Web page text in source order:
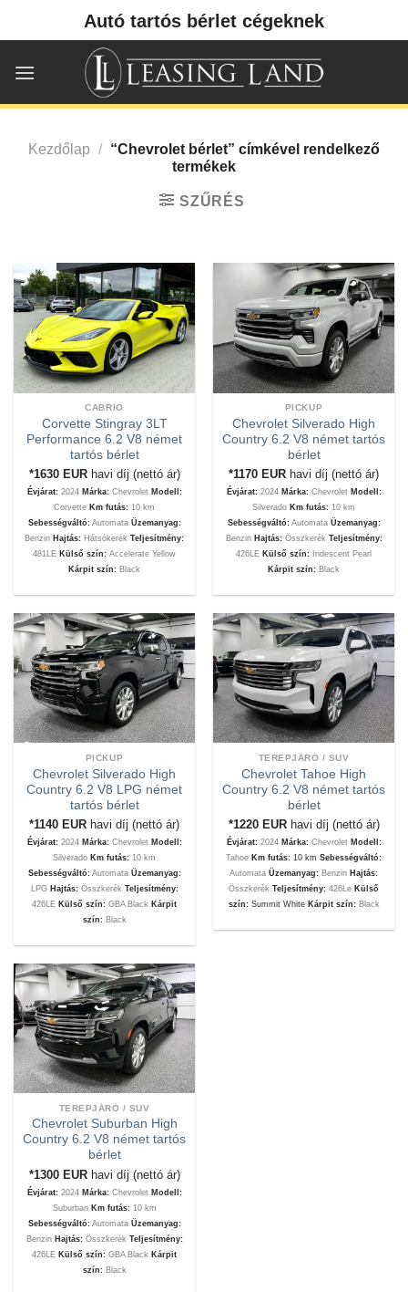
Autó tartós bérlet cégeknek
Kezdőlap / “Chevrolet bérlet” címkével rendelkező
termékek
SZŰRÉS
CABRIO
Corvette Stingray 3LT
Performance 6.2 V8 német
tartós bérlet
*1630 EUR havi díj (nettó ár)
Évjárat:2024 Márka:Chevrolet Modell:
Corvette Km futás: 10 km
Sebességváltó:Automata Üzemanyag:
Benzin Hajtás: Hátsókerék Teljesítmény:
481LE Külső szín: Accelerate Yellow
Kárpit szín: Black
PICKUP
Chevrolet Silverado High
Country 6.2 V8 német tartós
bérlet
*1170 EUR havi díj (nettó ár)
Évjárat:2024 Márka:Chevrolet Modell:
Silverado Km futás: 10 km
Sebességváltó:Automata Üzemanyag:
Benzin Hajtás:Összkerék Teljesítmény:
426LE Külső szín: Iridescent Pearl
Kárpit szín: Black
PICKUP
Chevrolet Silverado High
Country 6.2 V8 LPG német
tartós bérlet
*1140 EUR havi díj (nettó ár)
Évjárat:2024 Márka:Chevrolet Modell:
Silverado Km futás: 10 km
Sebességváltó:Automata Üzemanyag:
LPG Hajtás:Összkerék Teljesítmény:
426LE Külső szín: GBA Black Kárpit
szín:Black
TEREPJÁRÓ / SUV
Chevrolet Tahoe High
Country 6.2 V8 német tartós
bérlet
*1220 EUR havi díj (nettó ár)
Évjárat:2024 Márka:Chevrolet Modell:
Tahoe Km futás: 10 km Sebességváltó:
Automata Üzemanyag: Benzin Hajtás:
Összkerék Teljesítmény: 426Le Külső
szín: Summit White Kárpit szín:Black
TEREPJÁRÓ / SUV
Chevrolet Suburban High
Country 6.2 V8 német tartós
bérlet
*1300 EUR havi díj (nettó ár)
Évjárat:2024 Márka:Chevrolet Modell:
Suburban Km futás: 10 km
Sebességváltó:Automata Üzemanyag:
Benzin Hajtás:Összkerék Teljesítmény:
426LE Külső szín: GBA Black Kárpit
szín:Black